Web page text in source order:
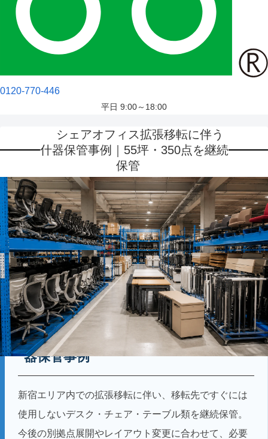
0120-770-446
平日 9:00～18:00
シェアオフィス拡張移転に伴う
什器保管事例｜55坪・350点を継続
保管
2026.06.29
導入事例 No.012
シェアオフィスの拡張移転に伴う什
器保管事例
新宿エリア内での拡張移転に伴い、移転先ですぐには
使用しないデスク・チェア・テーブル類を継続保管。
今後の別拠点展開やレイアウト変更に合わせて、必要